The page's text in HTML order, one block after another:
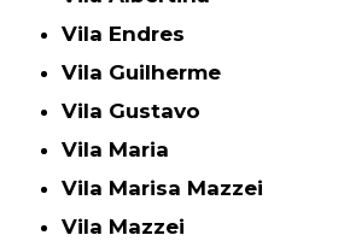
Vila Endres
Vila Guilherme
Vila Gustavo
Vila Maria
Vila Marisa Mazzei
Vila Mazzei